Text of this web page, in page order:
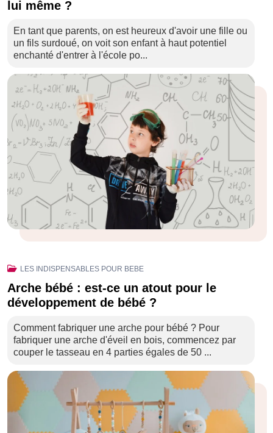
lui même ?
En tant que parents, on est heureux d'avoir une fille ou
un fils surdoué, on voit son enfant à haut potentiel
enchanté d'entrer à l'école po...
LES INDISPENSABLES POUR BEBE
Arche bébé : est-ce un atout pour le
développement de bébé ?
Comment fabriquer une arche pour bébé ? Pour
fabriquer une arche d'éveil en bois, commencez par
couper le tasseau en 4 parties égales de 50 ...